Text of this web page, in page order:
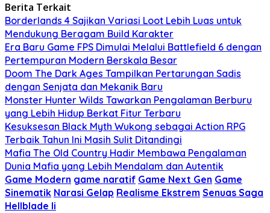
Berita Terkait
Borderlands 4 Sajikan Variasi Loot Lebih Luas untuk
Mendukung Beragam Build Karakter
Era Baru Game FPS Dimulai Melalui Battlefield 6 dengan
Pertempuran Modern Berskala Besar
Doom The Dark Ages Tampilkan Pertarungan Sadis
dengan Senjata dan Mekanik Baru
Monster Hunter Wilds Tawarkan Pengalaman Berburu
yang Lebih Hidup Berkat Fitur Terbaru
Kesuksesan Black Myth Wukong sebagai Action RPG
Terbaik Tahun Ini Masih Sulit Ditandingi
Mafia The Old Country Hadir Membawa Pengalaman
Dunia Mafia yang Lebih Mendalam dan Autentik
Game Modern game naratif Game Next Gen Game
Sinematik Narasi Gelap Realisme Ekstrem Senuas Saga
Hellblade Ii